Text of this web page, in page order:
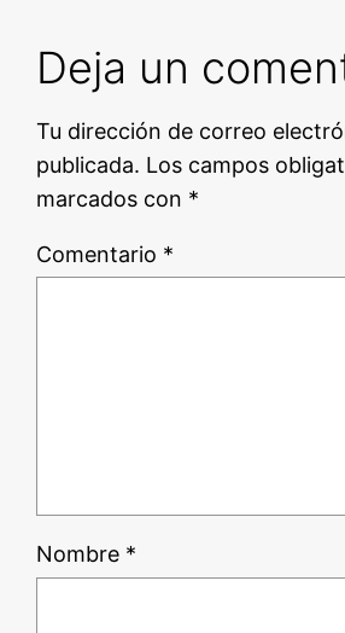
Deja un
Tu dirección de correo
publicada. Los campos
marcados con *
Comentario *
Nombre *